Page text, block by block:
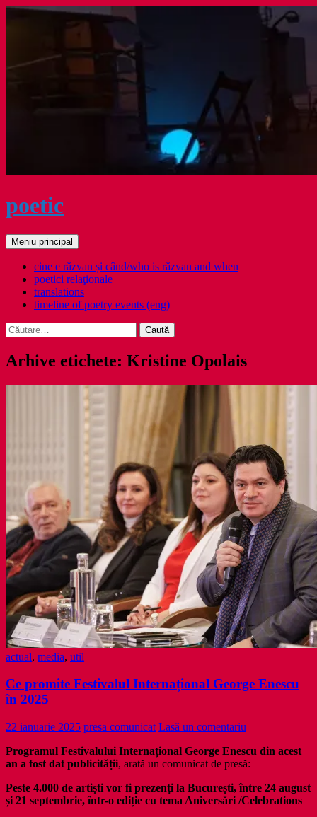
poetic
Caută
Meniu principal
cine e răzvan și când/who is răzvan and when
poetici relaţionale
translations
timeline of poetry events (eng)
Caută
după:
Arhive etichete: Kristine Opolais
actual, media, util
Ce promite Festivalul Internațional George Enescu
în 2025
22 ianuarie 2025 presa comunicat Lasă un comentariu
Programul Festivalului Internațional George Enescu din acest
an a fost dat publicității, arată un comunicat de presă:
Peste 4.000 de artiști vor fi prezenți la București, între 24 august
și 21 septembrie, într-o ediție cu tema Aniversări /Celebrations